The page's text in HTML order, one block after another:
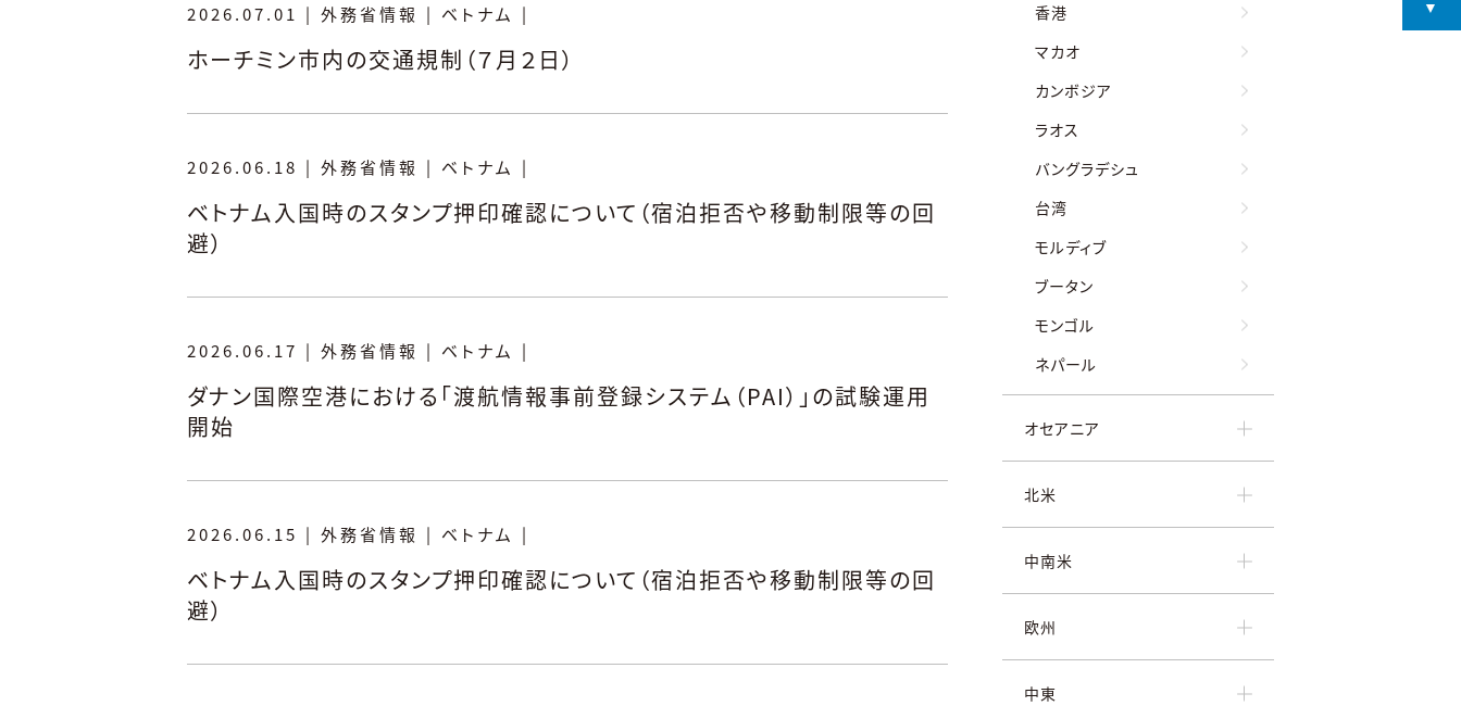
2026.07.01 | 外務省情報 | ベトナム |
ホーチミン市内の交通規制（７月２日）
2026.06.18 | 外務省情報 | ベトナム |
ベトナム入国時のスタンプ押印確認について（宿泊拒否や移動制限等の回
避）
2026.06.17 | 外務省情報 | ベトナム |
ダナン国際空港における「渡航情報事前登録システム（PAI）」の試験運用
開始
2026.06.15 | 外務省情報 | ベトナム |
ベトナム入国時のスタンプ押印確認について（宿泊拒否や移動制限等の回
避）
香港
マカオ
カンボジア
ラオス
バングラデシュ
台湾
モルディブ
ブータン
モンゴル
ネパール
オセアニア
北米
中南米
欧州
中東